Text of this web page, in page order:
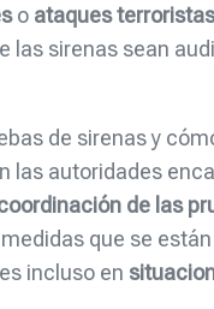
o ataques
las sirenas sean
de sirenas y
las autoridades
de las
que se
incluso en